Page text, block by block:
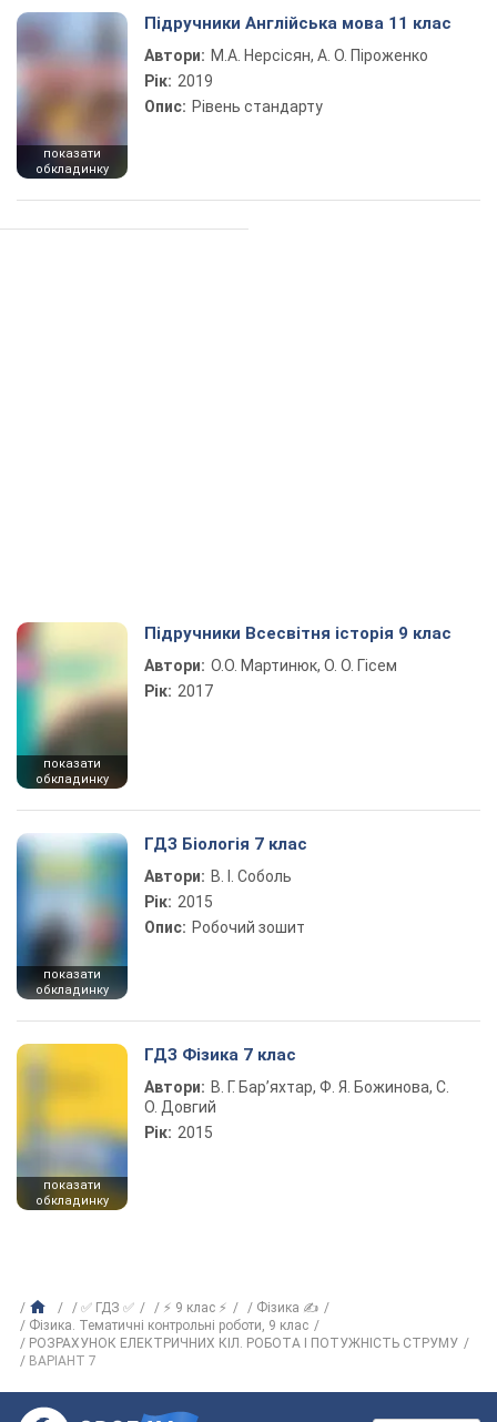
показати
обкладинку
Підручники Англійська мова 11 клас
Автори: М.А. Нерсісян, А. О. Піроженко
Рік: 2019
Опис: Рівень стандарту
показати
обкладинку
Підручники Всесвітня історія 9 клас
Автори: О.О. Мартинюк, О. О. Гісем
Рік: 2017
показати
обкладинку
ГДЗ Біологія 7 клас
Автори: В. І. Соболь
Рік: 2015
Опис: Робочий зошит
показати
обкладинку
ГДЗ Фізика 7 клас
Автори: В. Г. Бар’яхтар, Ф. Я. Божинова, С.
О. Довгий
Рік: 2015
✅ ГДЗ ✅ ⚡ 9 клас ⚡
Фізика ✍
Фізика. Тематичні контрольні роботи, 9 клас
РОЗРАХУНОК ЕЛЕКТРИЧНИХ КIЛ. РОБОТА I ПОТУЖНIСТЬ СТРУМУ
ВАРIАНТ 7